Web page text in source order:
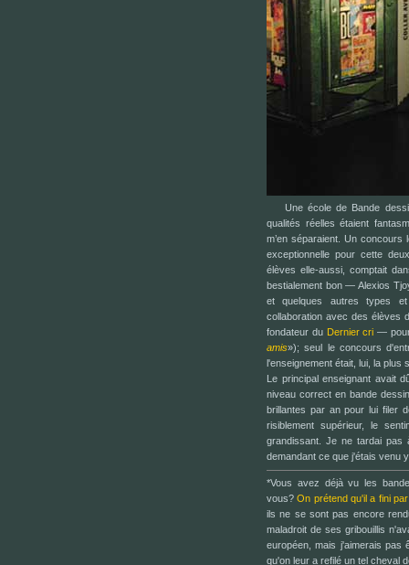
Une école de Bande
qualités réelles étaient
m’en séparaient. Un
exceptionnelle pour cette
élèves elle-aussi, comptait
bestialement bon — Alexios
et quelques autres types
collaboration avec des élèves
fondateur du Dernier cri — pour
amis»); seul le concours
l'enseignement était, lui, la plus
Le principal enseignant avait
niveau correct en bande
brillantes par an pour lui filer
risiblement supérieur, le
grandissant. Je ne tardai
demandant ce que j'étais venu
*Vous avez déjà vu les
vous?On prétend qu'il a fini
ils ne se sont pas encore
maladroit de ses gribouillis
européen, mais j'aimerais
qu'on leur a refilé un tel cheval